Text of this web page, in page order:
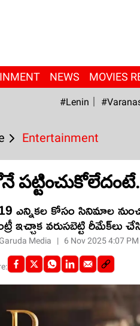
NEWS MOVIES
#Lenin
Entertainment
ఎన్నిక‌ల కోసం సినిమాల నుంచి
ఇచ్చాక వ‌రుస‌బెట్టి
Garuda Media | 6 Nov 2025 4:07 PM